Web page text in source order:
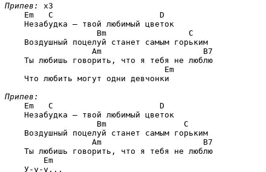
Припев:
x3
Em   C                      D
    Незабудка — твой любимый цветок
Bm                 C
    Воздушный поцелуй станет самым горьким
Am                     B7
    Ты любишь говорить, что я тебя не люблю
Em
    Что любить могут одни девчонки
Припев:
Em   C                      D
    Незабудка — твой любимый цветок
Bm                C
    Воздушный поцелуй станет самым горьким
Am                     B7
    Ты любишь говорить, что я тебя не люблю
Em